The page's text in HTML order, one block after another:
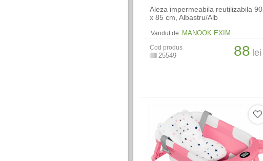
Aleza impermeabila reutilizabila 90
x 85 cm, Albastru/Alb
Vandut de: MANOOK EXIM
Cod produs
25549 88 lei